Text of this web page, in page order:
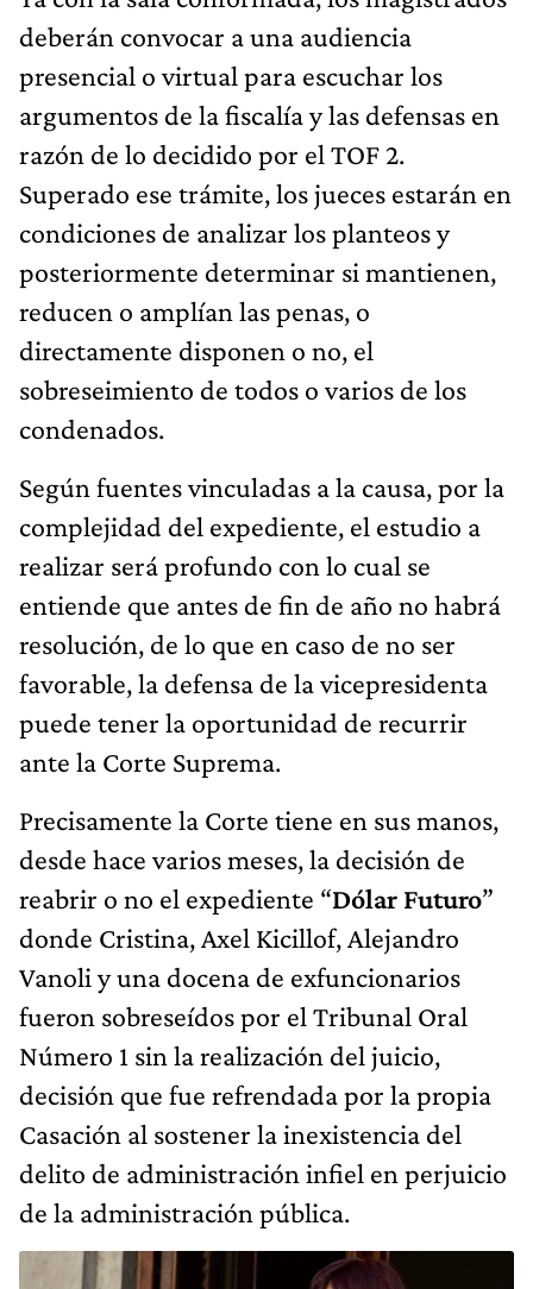
deberán convocar a una audiencia
presencial o virtual para escuchar los
argumentos de la fiscalía y las defensas en
razón de lo decidido por el TOF 2.
Superado ese trámite, los jueces estarán en
condiciones de analizar los planteos y
posteriormente determinar si mantienen,
reducen o amplían las penas, o
directamente disponen o no, el
sobreseimiento de todos o varios de los
condenados.
Según fuentes vinculadas a la causa, por la
complejidad del expediente, el estudio a
realizar será profundo con lo cual se
entiende que antes de fin de año no habrá
resolución, de lo que en caso de no ser
favorable, la defensa de la vicepresidenta
puede tener la oportunidad de recurrir
ante la Corte Suprema.
Precisamente la Corte tiene en sus manos,
desde hace varios meses, la decisión de
reabrir o no el expediente “Dólar Futuro”
donde Cristina, Axel Kicillof, Alejandro
Vanoli y una docena de exfuncionarios
fueron sobreseídos por el Tribunal Oral
Número 1 sin la realización del juicio,
decisión que fue refrendada por la propia
Casación al sostener la inexistencia del
delito de administración infiel en perjuicio
de la administración pública.